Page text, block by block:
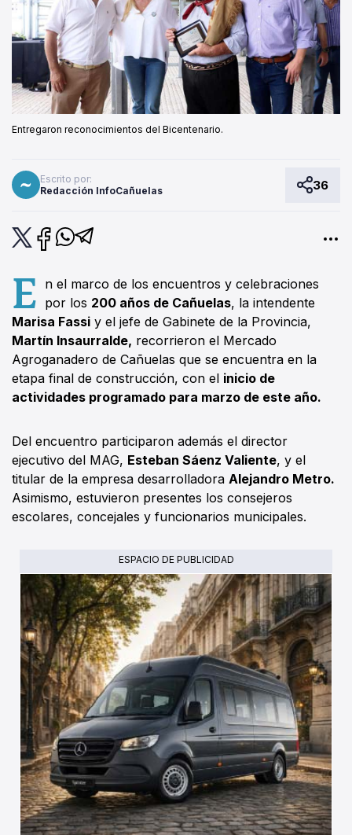
Entregaron reconocimientos del Bicentenario.
Escrito por:
Redacción InfoCañuelas
36
E n el marco de los encuentros y celebraciones
por los 200 años de Cañuelas, la intendente
Marisa Fassi y el jefe de Gabinete de la Provincia,
Martín Insaurralde, recorrieron el Mercado
Agroganadero de Cañuelas que se encuentra en la
etapa final de construcción, con el inicio de
actividades programado para marzo de este año.
Del encuentro participaron además el director
ejecutivo del MAG, Esteban Sáenz Valiente, y el
titular de la empresa desarrolladora Alejandro Metro.
Asimismo, estuvieron presentes los consejeros
escolares, concejales y funcionarios municipales.
ESPACIO DE PUBLICIDAD